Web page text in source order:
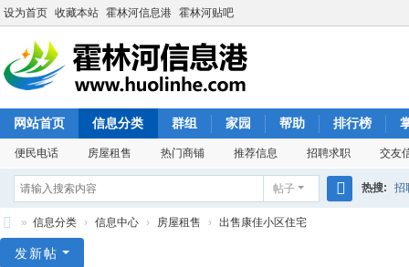
设为首页 收藏本站 霍林河信息港 霍林河贴吧
网站首页 信息分类 群组 家园 帮助 排行榜
便民电话 房屋租售 热门商铺 推荐信息 招聘求职 交友
帖子 热搜: 招
» 信息分类 › 信息中心 › 房屋租售 › 出售康佳小区住宅
发新帖